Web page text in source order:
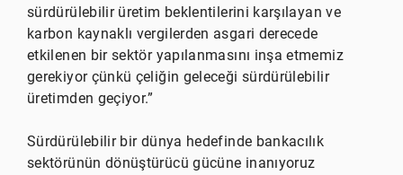
sürdürülebilir üretim beklentilerini karşılayan ve
karbon kaynaklı vergilerden asgari derecede
etkilenen bir sektör yapılanmasını inşa etmemiz
gerekiyor çünkü çeliğin geleceği sürdürülebilir
üretimden geçiyor.”
Sürdürülebilir bir dünya hedefinde bankacılık
sektörünün dönüştürücü gücüne inanıyoruz